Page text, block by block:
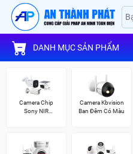
DANH MỤC SẢN PHẨM
Camera Chip
Sony NIR
Camera Kbvision
Ban Đêm Có Màu